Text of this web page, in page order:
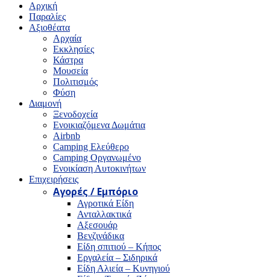
Αρχική
Παραλίες
Αξιοθέατα
Αρχαία
Εκκλησίες
Κάστρα
Μουσεία
Πολιτισμός
Φύση
Διαμονή
Ξενοδοχεία
Ενοικιαζόμενα Δωμάτια
Airbnb
Camping Ελεύθερο
Camping Οργανωμένο
Ενοικίαση Αυτοκινήτων
Επιχειρήσεις
Αγορές / Εμπόριο
Αγροτικά Είδη
Ανταλλακτικά
Αξεσουάρ
Βενζινάδικα
Είδη σπιτιού – Κήπος
Εργαλεία – Σιδηρικά
Είδη Αλιεία – Κυνηγιού